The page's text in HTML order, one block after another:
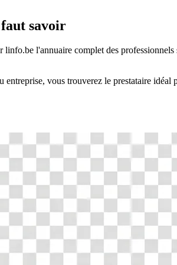
savoir
linfo.be l'annuaire complet des professionnels
vous trouverez le prestataire idéal